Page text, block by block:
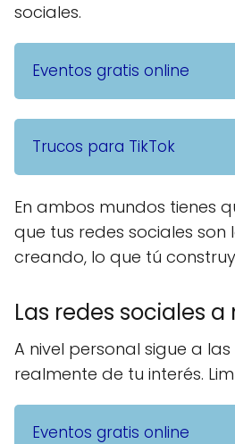
sociales.
Eventos gratis online
Trucos para TikTok
En ambos mundos tienes
que tus redes sociales son
creando, lo que tú
Las redes sociales
A nivel personal sigue a
realmente de tu interés.
Eventos gratis online